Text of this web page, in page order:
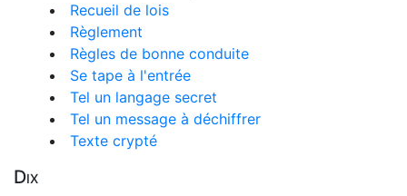
Recueil de lois
Règlement
Règles de bonne conduite
Se tape à l'entrée
Tel un langage secret
Tel un message à déchiffrer
Texte crypté
Dix